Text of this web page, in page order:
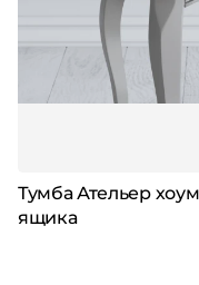
Тумба Ательер
ящика